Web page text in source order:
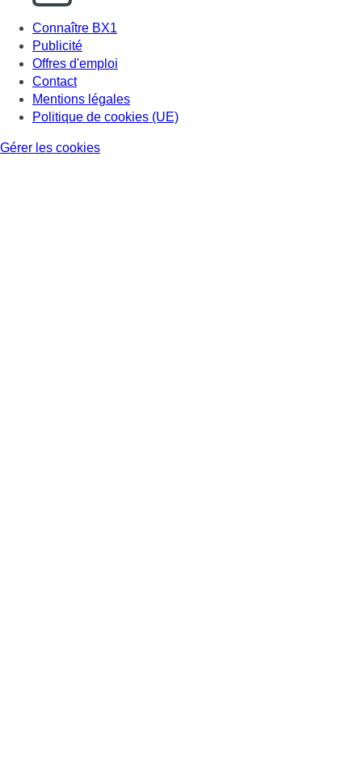
Connaître BX1
Publicité
Offres d'emploi
Contact
Mentions légales
Politique de cookies (UE)
Gérer les cookies